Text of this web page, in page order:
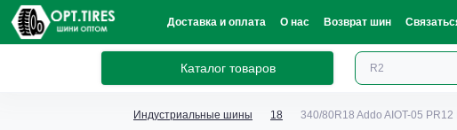
Доставка и оплата О нас Возврат шин
Каталог товаров
Индустриальные шины 18 340/80R18 Addo AIOT-05